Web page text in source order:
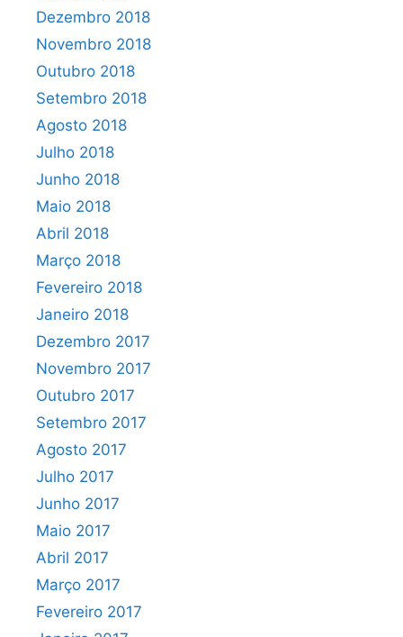
Dezembro 2018
Novembro 2018
Outubro 2018
Setembro 2018
Agosto 2018
Julho 2018
Junho 2018
Maio 2018
Abril 2018
Março 2018
Fevereiro 2018
Janeiro 2018
Dezembro 2017
Novembro 2017
Outubro 2017
Setembro 2017
Agosto 2017
Julho 2017
Junho 2017
Maio 2017
Abril 2017
Março 2017
Fevereiro 2017